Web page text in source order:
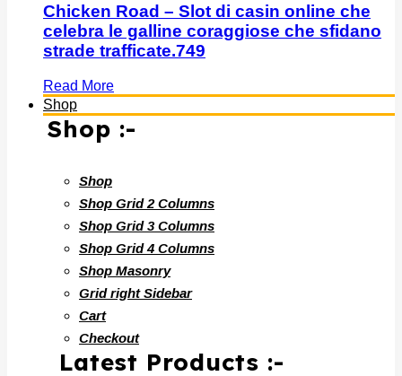
Read More
Shop
Shop :-
Shop
Shop Grid 2 Columns
Shop Grid 4 Columns
Shop Masonry
Grid right Sidebar
Cart
Checkout
Latest Products :-